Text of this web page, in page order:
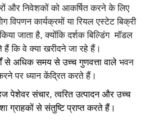
और निवेशकों को आकर्षित करने के लिए
विपणन कार्यक्रमों या रियल एस्टेट बिक्री
जाता है, क्योंकि दर्शक बिल्डिंग मॉडल
कि वे क्या खरीदने जा रहे हैं।
से अधिक समय से उच्च गुणवत्ता वाले भवन
पर ध्यान केंद्रित करते हैं।
पेशेवर संचार, त्वरित उत्पादन और उच्च
ग्राहकों से संतुष्टि प्राप्त करते हैं।